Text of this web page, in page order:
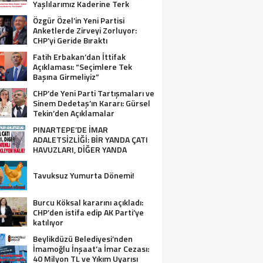
Yaşlılarımız Kaderine Terk
Edildi!”
Özgür Özel’in Yeni Partisi
Anketlerde Zirveyi Zorluyor:
CHP’yi Geride Bıraktı
Fatih Erbakan’dan İttifak
Açıklaması: “Seçimlere Tek
Başına Girmeliyiz”
CHP’de Yeni Parti Tartışmaları ve
Sinem Dedetaş’ın Kararı: Gürsel
Tekin’den Açıklamalar
PINARTEPE’DE İMAR
ADALETSİZLİĞİ: BİR YANDA ÇATI
HAVUZLARI, DİĞER YANDA
Tavuksuz Yumurta Dönemi!
Burcu Köksal kararını açıkladı:
CHP’den istifa edip AK Parti’ye
katılıyor
Beylikdüzü Belediyesi’nden
İmamoğlu İnşaat’a İmar Cezası:
40 Milyon TL ve Yıkım Uyarısı